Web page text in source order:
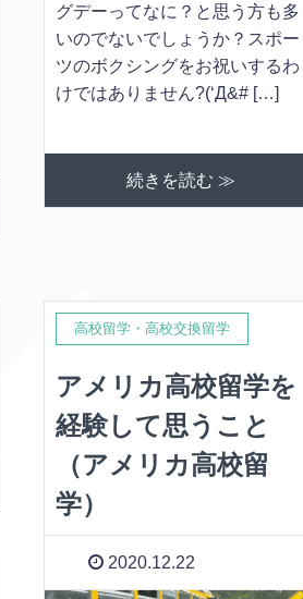
グデーってなに？と思う方も多
いのでないでしょうか？スポー
ツのボクシングをお祝いするわ
けではありません?(‘Д&# […]
続きを読む ≫
高校留学・高校交換留学
アメリカ高校留学を
経験して思うこと
（アメリカ高校留
学）
2020.12.22